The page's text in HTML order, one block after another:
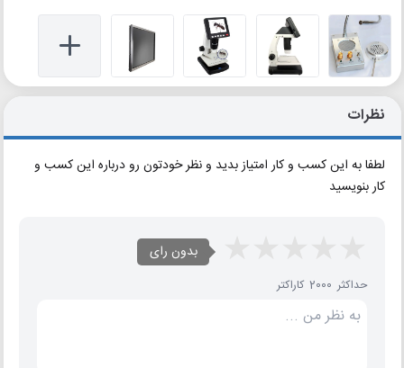
نظرات
لطفا به این کسب و کار امتیاز بدید و نظر خودتون رو درباره این کسب و
کار بنویسید
بدون رای
حداکثر 2000 کاراکتر